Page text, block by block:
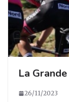
La
26/11/2023